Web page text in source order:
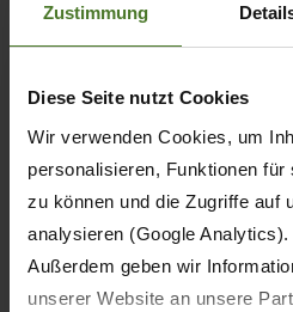
Zustimmung
Diese Seite nutzt Cookies
Wir verwenden Cookies, um
personalisieren, Funktionen
zu können und die Zugriffe auf
analysieren (Google Analytics).
Außerdem geben wir
unserer Website an unsere